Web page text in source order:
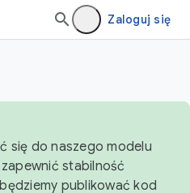
Zaloguj się
się do naszego modelu
stabilność
publikować kod